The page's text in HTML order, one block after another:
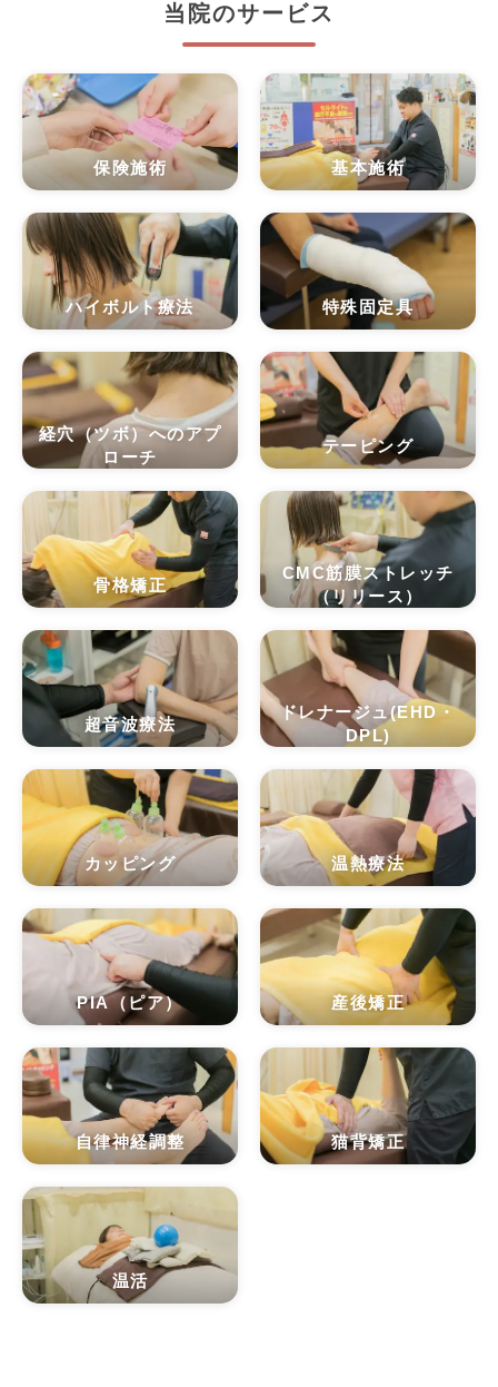
当院のサービス
保険施術 基本施術
ハイボルト療法 特殊固定具
経穴（ツボ）へのアプ
ローチ
テーピング
骨格矯正
CMC筋膜ストレッチ
（リリース）
超音波療法
ドレナージュ(EHD・
DPL)
カッピング 温熱療法
PIA（ピア） 産後矯正
自律神経調整 猫背矯正
温活